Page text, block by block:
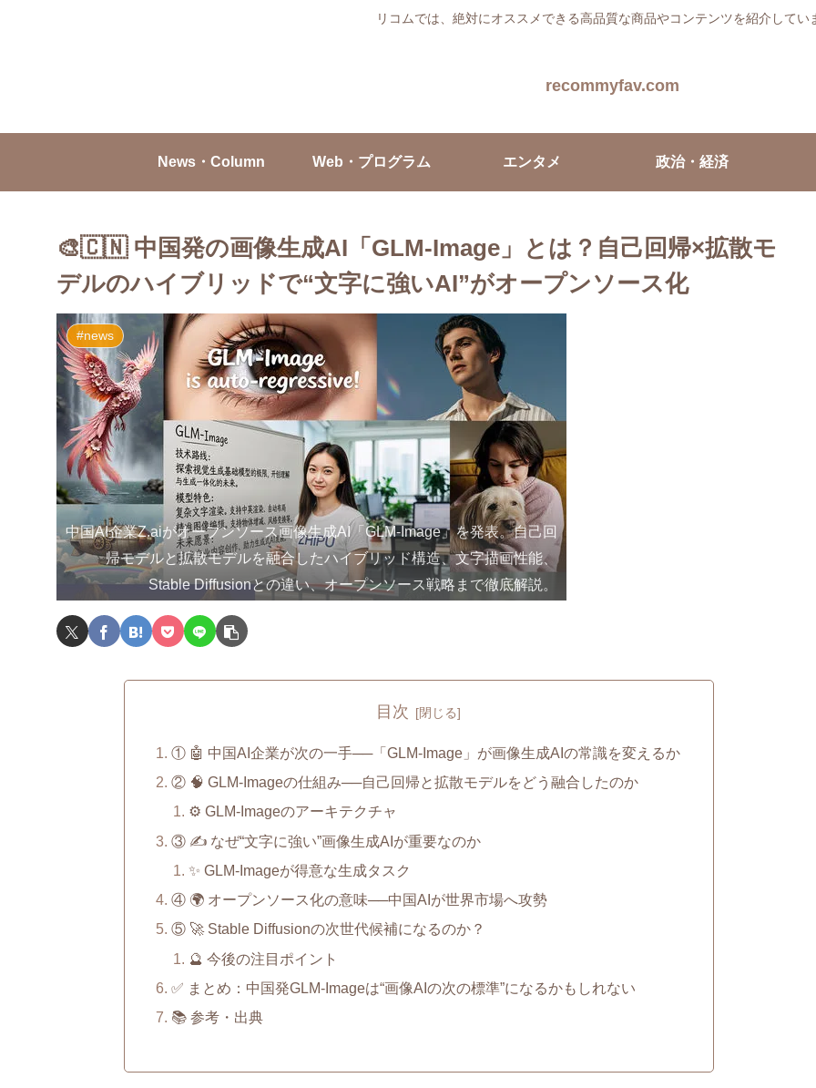
リコムでは、絶対にオススメできる高品質な商品やコンテンツを紹介してい
recommyfav.com
News・Column Web・プログラム エンタメ 政治・経済
🎨🇨🇳 中国発の画像生成AI「GLM-Image」とは？自己回帰×拡散モ
デルのハイブリッドで“文字に強いAI”がオープンソース化
#news
中国AI企業Z.aiがオープンソース画像生成AI「GLM-Image」を発表。自己回
帰モデルと拡散モデルを融合したハイブリッド構造、文字描画性能、
Stable Diffusionとの違い、オープンソース戦略まで徹底解説。
目次
① 🤖 中国AI企業が次の一手──「GLM-Image」が画像生成AIの常識を変えるか
② 🧠 GLM-Imageの仕組み──自己回帰と拡散モデルをどう融合したのか
⚙️ GLM-Imageのアーキテクチャ
③ ✍️ なぜ“文字に強い”画像生成AIが重要なのか
✨ GLM-Imageが得意な生成タスク
④ 🌍 オープンソース化の意味──中国AIが世界市場へ攻勢
⑤ 🚀 Stable Diffusionの次世代候補になるのか？
🔮 今後の注目ポイント
✅ まとめ：中国発GLM-Imageは“画像AIの次の標準”になるかもしれない
📚 参考・出典